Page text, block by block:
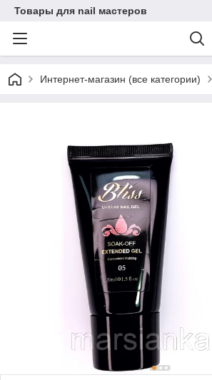
Товары для nail мастеров
Интернет-магазин (все категории)